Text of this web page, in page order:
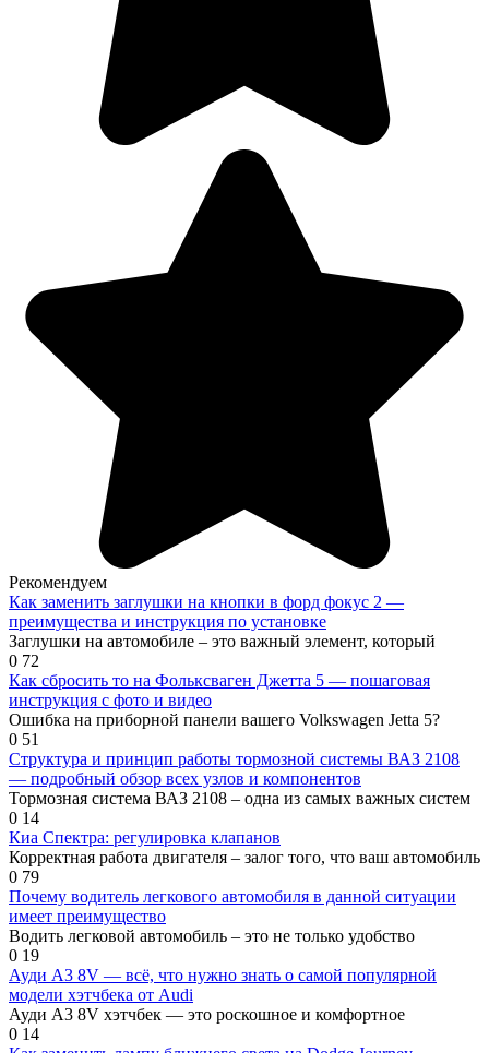
Рекомендуем
Как заменить заглушки на кнопки в форд фокус 2 —
преимущества и инструкция по установке
Заглушки на автомобиле – это важный элемент, который
0 72
Как сбросить то на Фольксваген Джетта 5 — пошаговая
инструкция с фото и видео
Ошибка на приборной панели вашего Volkswagen Jetta 5?
0 51
Структура и принцип работы тормозной системы ВАЗ 2108
— подробный обзор всех узлов и компонентов
Тормозная система ВАЗ 2108 – одна из самых важных систем
0 14
Киа Спектра: регулировка клапанов
Корректная работа двигателя – залог того, что ваш автомобиль
0 79
Почему водитель легкового автомобиля в данной ситуации
имеет преимущество
Водить легковой автомобиль – это не только удобство
0 19
Ауди А3 8V — всё, что нужно знать о самой популярной
модели хэтчбека от Audi
Ауди А3 8V хэтчбек — это роскошное и комфортное
0 14